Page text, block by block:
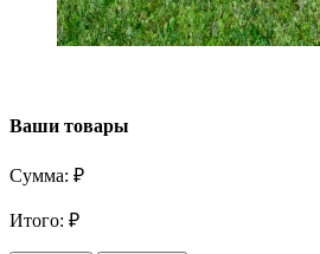
Ваши товары
Сумма: ₽
Итого: ₽